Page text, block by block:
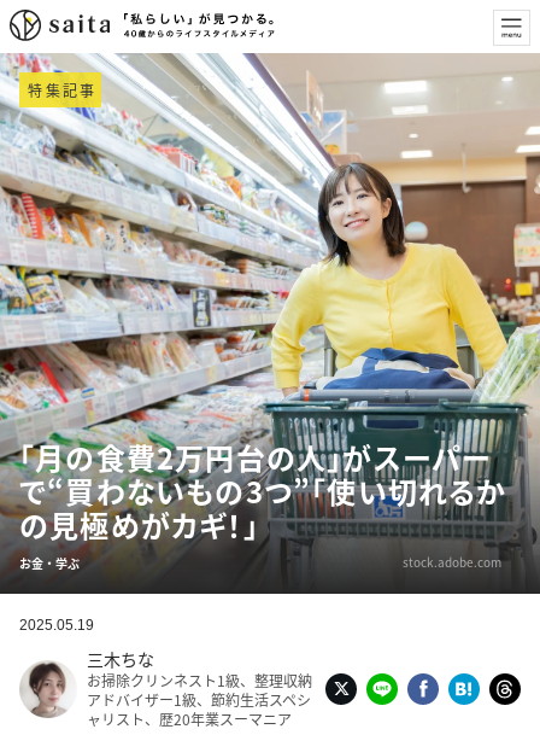
特集記事
「月の食費2万円台の人」がスーパー
で“買わないもの3つ”「使い切れるか
の見極めがカギ！」
お金・学ぶ stock.adobe.com
2025.05.19
三木ちな
お掃除クリンネスト1級、整理収納
アドバイザー1級、節約生活スペシ
ャリスト、歴20年業スーマニア